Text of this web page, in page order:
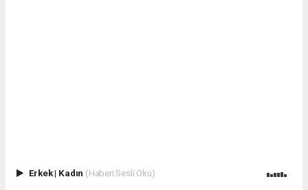
Erkek| Kadın (Haberi Sesli Oku)